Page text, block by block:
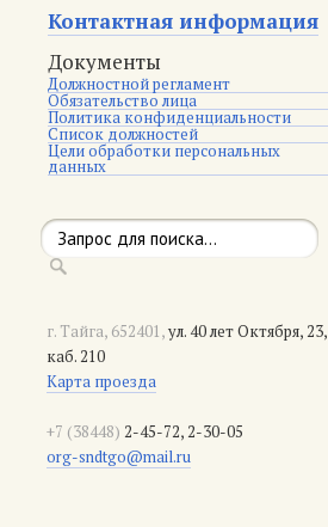
Контактная информация
Документы
Должностной регламент
Обязательство лица
Политика конфиденциальности
Список должностей
Цели обработки персональных
данных
г. Тайга, 652401,ул. 40 лет Октября, 23,
каб. 210
Карта проезда
+7 (38448) 2-45-72, 2-30-05
org-sndtgo@mail.ru